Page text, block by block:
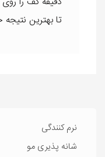
تا بهترین
نرم کنندگی
شانه پذیری مو